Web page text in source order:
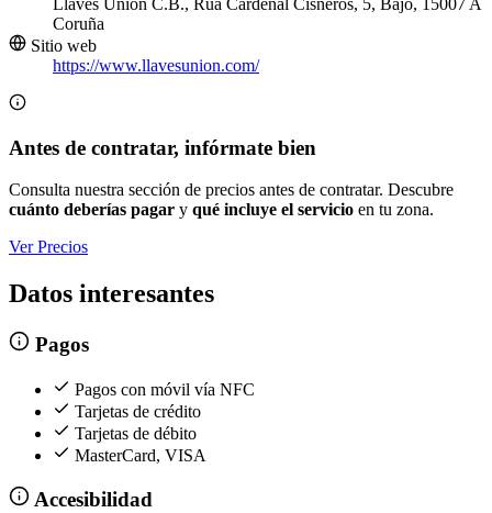
Llaves Unión C.B., Rúa Cardenal Cisneros, 5, Bajo, 15007 A
Coruña
Sitio web
https://www.llavesunion.com/
Antes de contratar, infórmate bien
Consulta nuestra sección de precios antes de contratar. Descubre
cuánto deberías pagar y qué incluye el servicio en tu zona.
Ver Precios
Datos interesantes
Pagos
Pagos con móvil vía NFC
Tarjetas de crédito
Tarjetas de débito
MasterCard, VISA
Accesibilidad